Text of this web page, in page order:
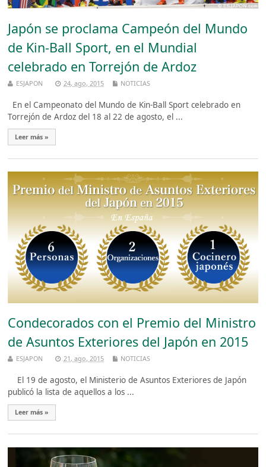
Japón se proclama Campeón del Mundo
de Kin-Ball Sport, en el Mundial
celebrado en Torrejón de Ardoz
ESJAPON 24, ago, 2015 NOTICIAS
En el Campeonato del Mundo de Kin-Ball Sport celebrado en
Torrejón de Ardoz del 18 al 22 de agosto, el ...
Leer más »
Condecorados con el Premio del Ministro
de Asuntos Exteriores del Japón en 2015
ESJAPON 21, ago, 2015 NOTICIAS
El 19 de agosto, el Ministerio de Asuntos Exteriores de Japón
publicó la lista de aquellos a los ...
Leer más »